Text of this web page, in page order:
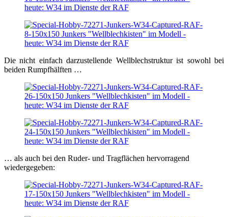
Die nicht einfach darzustellende Wellblechstruktur ist sowohl bei
beiden Rumpfhälften …
… als auch bei den Ruder- und Tragflächen hervorragend
wiedergegeben: